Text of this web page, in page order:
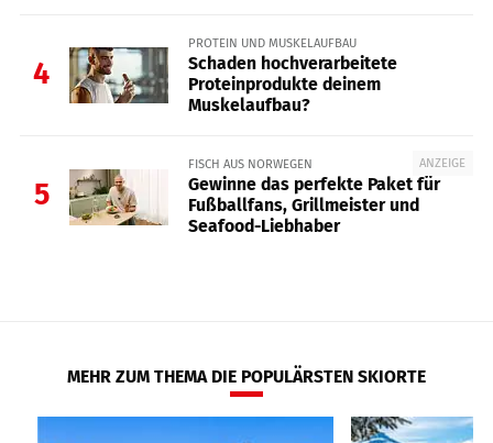
4
PROTEIN UND MUSKELAUFBAU
Schaden hochverarbeitete
Proteinprodukte deinem
Muskelaufbau?
5
ANZEIGE
FISCH AUS NORWEGEN
Gewinne das perfekte Paket für
Fußballfans, Grillmeister und
Seafood-Liebhaber
MEHR ZUM THEMA DIE POPULÄRSTEN SKIORTE